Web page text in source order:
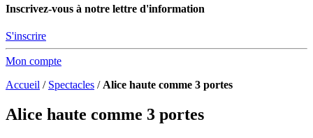
Inscrivez-vous à notre lettre d'information
S'inscrire
Mon compte
Accueil / Spectacles /Alice haute comme 3 portes
Alice haute comme 3 portes